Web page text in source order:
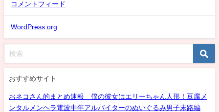
コメントフィード
WordPress.org
おすすめサイト
おネコさん的まとめ速報 僕の彼女はエリーちゃん人形！豆腐メ
ンタルメンヘラ電波中年アルバイターのぬいぐるみ男子末路編